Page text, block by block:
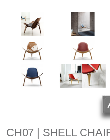
CH07 | SHELL